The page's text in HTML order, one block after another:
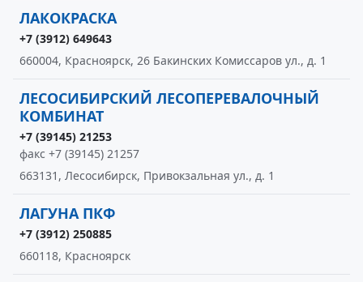
ЛАКОКРАСКА
+7 (3912) 649643
660004, Красноярск, 26 Бакинских Комиссаров ул., д. 1
ЛЕСОСИБИРСКИЙ ЛЕСОПЕРЕВАЛОЧНЫЙ
КОМБИНАТ
+7 (39145) 21253
факс +7 (39145) 21257
663131, Лесосибирск, Привокзальная ул., д. 1
ЛАГУНА ПКФ
+7 (3912) 250885
660118, Красноярск